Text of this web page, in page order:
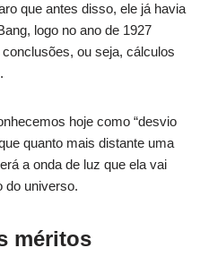
que antes disso, ele já havia
logo no ano de 1927
ou seja, cálculos
hoje como “desvio
quanto mais distante uma
a onda de luz que ela vai
do universo.
méritos